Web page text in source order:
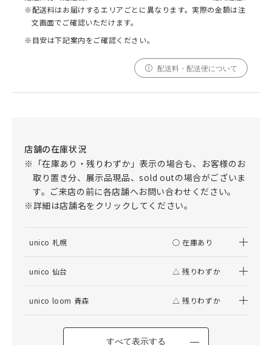
※配送料はお届けするエリアごとに異なります。実際の金額は注
文画面でご確認いただけます。
※目安は下記案内をご確認ください。
配送料・配送便について
店舗の在庫状況
※「在庫あり・残りわずか」表示の場合も、お客様のお
取り置き分、展示品現品、sold outの場合がございま
す。ご来店の前に各店舗へお問い合わせください。
※詳細は店舗名をクリックしてください。
unico 札幌 ○ 在庫あり
unico 仙台 △ 残りわずか
unico loom 青森 △ 残りわずか
すべて表示する